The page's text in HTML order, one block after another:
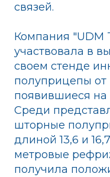
связей.
Компания "UDM
участвовала в
своем стенде
полуприцепы от
появившиеся на
Среди
шторные
длиной 13,6 и
метровые
получила